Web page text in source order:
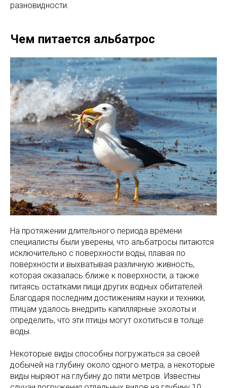
разновидности.
Чем питается альбатрос
На протяжении длительного периода времени
специалисты были уверены, что альбатросы питаются
исключительно с поверхности воды, плавая по
поверхности и выхватывая различную живность,
которая оказалась ближе к поверхности, а также
питаясь остатками пищи других водных обитателей.
Благодаря последним достижениям науки и техники,
птицам удалось внедрить капиллярные эхолоты и
определить, что эти птицы могут охотиться в толще
воды.
Некоторые виды способны погружаться за своей
добычей на глубину около одного метра, а некоторые
виды ныряют на глубину до пяти метров. Известны